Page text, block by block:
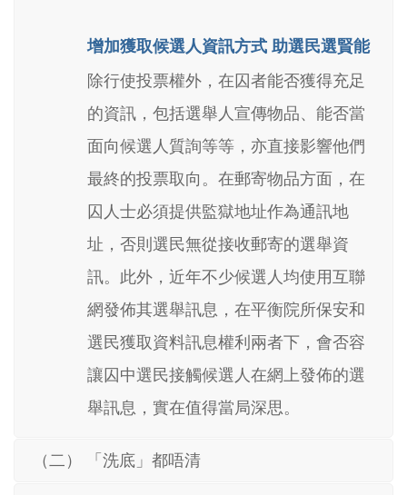
增加獲取候選人資訊方式 助選民選賢能
除行使投票權外，在囚者能否獲得充足
的資訊，包括選舉人宣傳物品、能否當
面向候選人質詢等等，亦直接影響他們
最終的投票取向。在郵寄物品方面，在
囚人士必須提供監獄地址作為通訊地
址，否則選民無從接收郵寄的選舉資
訊。此外，近年不少候選人均使用互聯
網發佈其選舉訊息，在平衡院所保安和
選民獲取資料訊息權利兩者下，會否容
讓囚中選民接觸候選人在網上發佈的選
舉訊息，實在值得當局深思。
（二） 「洗底」都唔清